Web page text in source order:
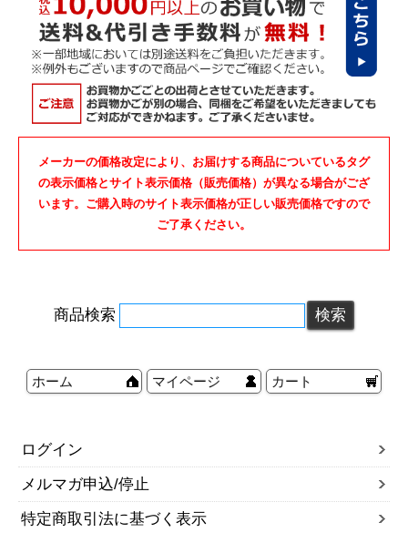
メーカーの価格改定により、お届けする商品についているタグ
の表示価格とサイト表示価格（販売価格）が異なる場合がござ
います。ご購入時のサイト表示価格が正しい販売価格ですので
ご了承ください。
商品検索
ホーム マイページ カート
ログイン
メルマガ申込/停止
特定商取引法に基づく表示